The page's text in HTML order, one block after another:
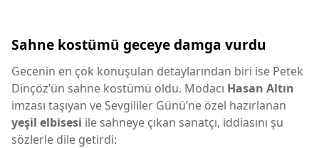
Sahne kostümü geceye damga vurdu
Gecenin en çok konuşulan detaylarından biri ise Petek
Dinçöz’ün sahne kostümü oldu. Modacı Hasan Altın
imzası taşıyan ve Sevgililer Günü’ne özel hazırlanan
yeşil elbisesi ile sahneye çıkan sanatçı, iddiasını şu
sözlerle dile getirdi: